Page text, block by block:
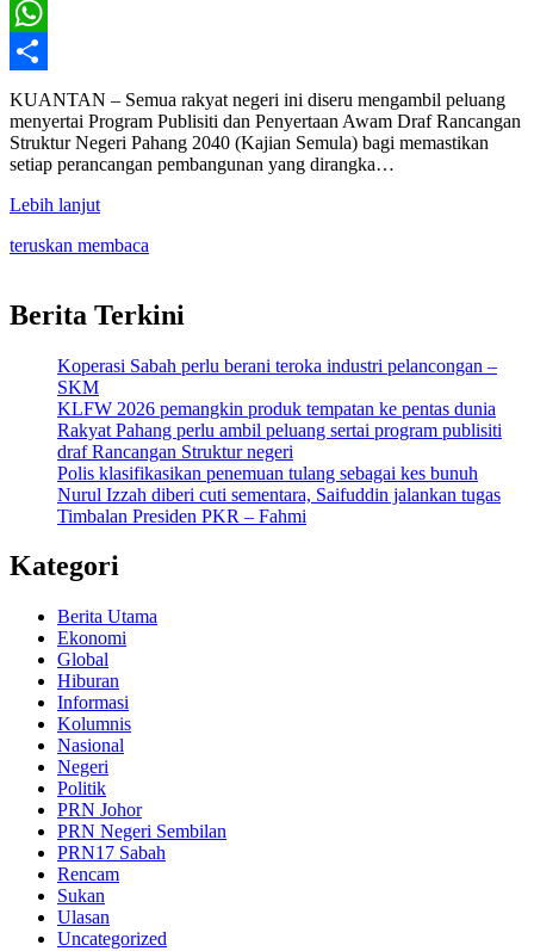
X
WhatsApp
Share
KUANTAN – Semua rakyat negeri ini diseru mengambil peluang
menyertai Program Publisiti dan Penyertaan Awam Draf Rancangan
Struktur Negeri Pahang 2040 (Kajian Semula) bagi memastikan
setiap perancangan pembangunan yang dirangka…
Lebih lanjut
teruskan membaca
Berita Terkini
Koperasi Sabah perlu berani teroka industri pelancongan –
SKM
KLFW 2026 pemangkin produk tempatan ke pentas dunia
Rakyat Pahang perlu ambil peluang sertai program publisiti
draf Rancangan Struktur negeri
Polis klasifikasikan penemuan tulang sebagai kes bunuh
Nurul Izzah diberi cuti sementara, Saifuddin jalankan tugas
Timbalan Presiden PKR – Fahmi
Kategori
Berita Utama
Ekonomi
Global
Hiburan
Informasi
Kolumnis
Nasional
Negeri
Politik
PRN Johor
PRN Negeri Sembilan
PRN17 Sabah
Rencam
Sukan
Ulasan
Uncategorized